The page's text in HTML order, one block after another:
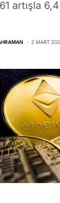
artışla
2 MART